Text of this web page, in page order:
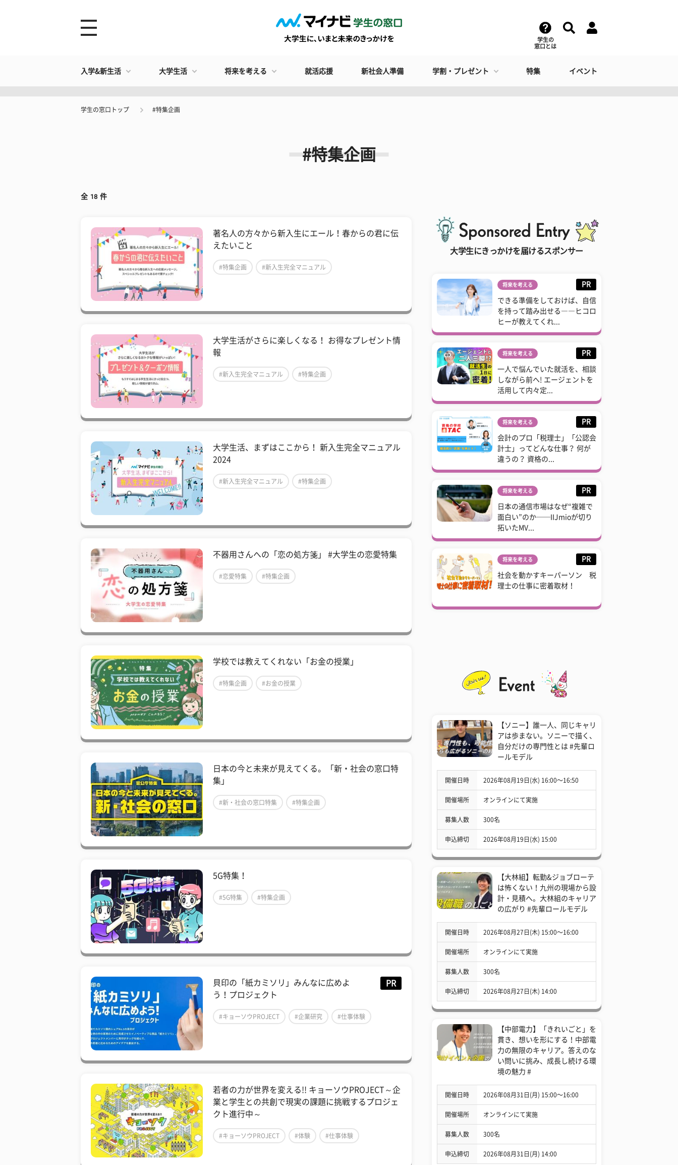
学生の
窓口とは
入学&新生活 大学生活 将来を考える 就活応援 新社会人準備 学割・プレゼント 特集 イベント
学生の窓口トップ #特集企画
#特集企画
全 18 件
著名人の方々から新入生にエール！春からの君に伝
えたいこと
#特集企画 #新入生完全マニュアル
大学生活がさらに楽しくなる！ お得なプレゼント情
報
#新入生完全マニュアル #特集企画
大学生活、まずはここから！ 新入生完全マニュアル
2024
#新入生完全マニュアル #特集企画
不器用さんへの「恋の処方箋」 #大学生の恋愛特集
#恋愛特集 #特集企画
学校では教えてくれない「お金の授業」
#特集企画 #お金の授業
日本の今と未来が見えてくる。「新・社会の窓口特
集」
#新・社会の窓口特集 #特集企画
5G特集！
#5G特集 #特集企画
貝印の「紙カミソリ」みんなに広めよ
う！プロジェクト
PR
#キョーソウPROJECT #企業研究 #仕事体験
若者の力が世界を変える!! キョーソウPROJECT～企
業と学生との共創で現実の課題に挑戦するプロジェ
クト進行中～
#キョーソウPROJECT #体験 #仕事体験
大学生にきっかけを届けるスポンサー
将来を考える PR
できる準備をしておけば、自信
を持って踏み出せる――ヒコロ
ヒーが教えてくれ...
将来を考える PR
一人で悩んでいた就活を、相談
しながら前へ! エージェントを
活用して内々定...
将来を考える PR
会計のプロ「税理士」「公認会
計士」ってどんな仕事？ 何が
違うの？ 資格の...
将来を考える PR
日本の通信市場はなぜ“複雑で
面白い”のか──IIJmioが切り
拓いたMV...
将来を考える PR
社会を動かすキーパーソン 税
理士の仕事に密着取材！
【ソニー】誰一人、同じキャリ
アは歩まない。ソニーで描く、
自分だけの専門性とは #先輩ロ
ールモデル
開催日時 2026年08月19日(水) 16:00〜16:50
開催場所 オンラインにて実施
募集人数 300名
申込締切 2026年08月19日(水) 15:00
【大林組】転勤&ジョブローテ
は怖くない！九州の現場から設
計・見積へ。大林組のキャリア
の広がり #先輩ロールモデル
開催日時 2026年08月27日(木) 15:00〜16:00
開催場所 オンラインにて実施
募集人数 300名
申込締切 2026年08月27日(木) 14:00
【中部電力】「きれいごと」を
貫き、想いを形にする！中部電
力の無限のキャリア。答えのな
い問いに挑み、成長し続ける環
境の魅力 #
開催日時 2026年08月31日(月) 15:00〜16:00
開催場所 オンラインにて実施
募集人数 300名
申込締切 2026年08月31日(月) 14:00